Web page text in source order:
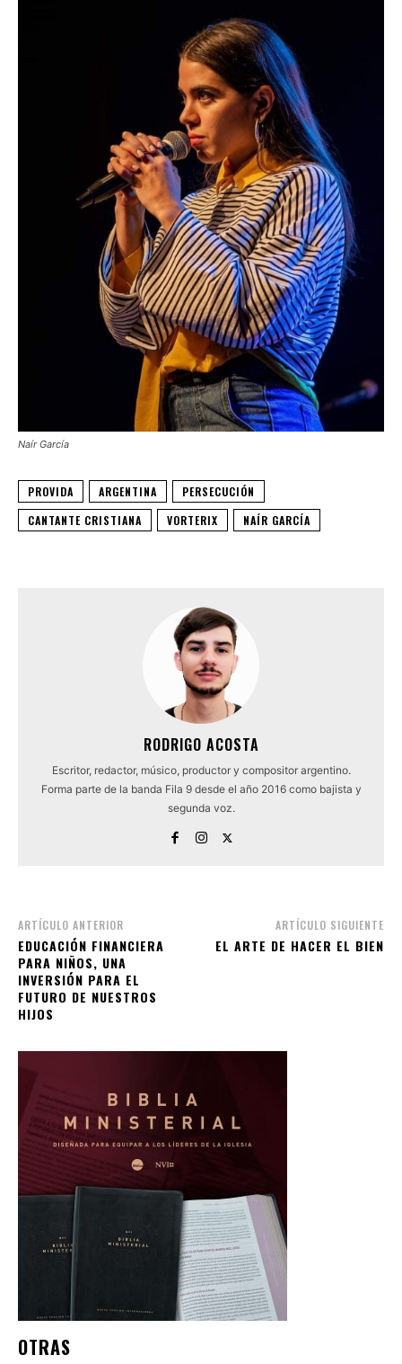
Naír García
PROVIDA ARGENTINA
PERSECUCIÓN
CANTANTE CRISTIANA
VORTERIX NAÍR GARCÍA
RODRIGO ACOSTA
Escritor, redactor, músico, productor y compositor argentino.
Forma parte de la banda Fila 9 desde el año 2016 como bajista y
segunda voz.
ARTÍCULO ANTERIOR
EDUCACIÓN FINANCIERA
PARA NIÑOS, UNA
INVERSIÓN PARA EL
FUTURO DE NUESTROS
HIJOS
ARTÍCULO SIGUIENTE
EL ARTE DE HACER EL BIEN
OTRAS